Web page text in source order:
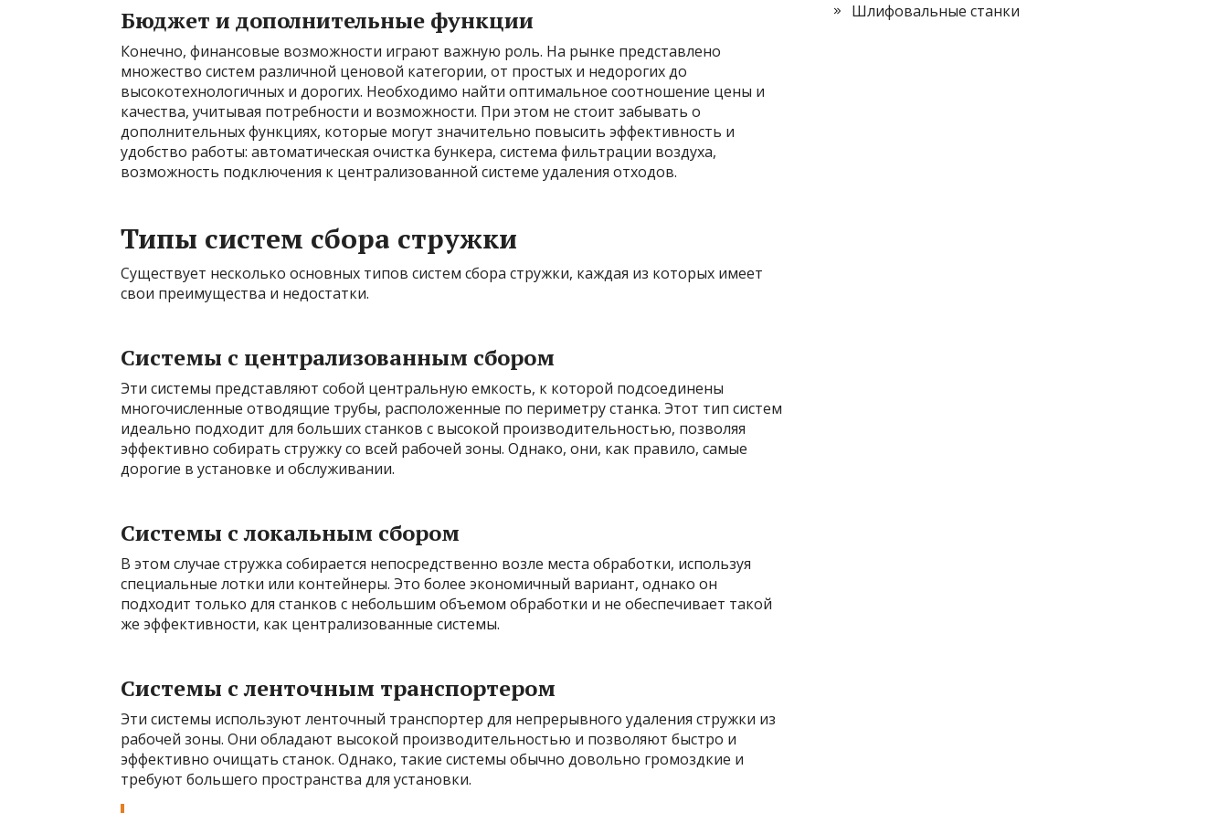
Бюджет и дополнительные функции
Конечно, финансовые возможности играют важную роль. На рынке представлено
множество систем различной ценовой категории, от простых и недорогих до
высокотехнологичных и дорогих. Необходимо найти оптимальное соотношение цены и
качества, учитывая потребности и возможности. При этом не стоит забывать о
дополнительных функциях, которые могут значительно повысить эффективность и
удобство работы: автоматическая очистка бункера, система фильтрации воздуха,
возможность подключения к централизованной системе удаления отходов.
Типы систем сбора стружки
Существует несколько основных типов систем сбора стружки, каждая из которых имеет
свои преимущества и недостатки.
Системы с централизованным сбором
Эти системы представляют собой центральную емкость, к которой подсоединены
многочисленные отводящие трубы, расположенные по периметру станка. Этот тип систем
идеально подходит для больших станков с высокой производительностью, позволяя
эффективно собирать стружку со всей рабочей зоны. Однако, они, как правило, самые
дорогие в установке и обслуживании.
Системы с локальным сбором
В этом случае стружка собирается непосредственно возле места обработки, используя
специальные лотки или контейнеры. Это более экономичный вариант, однако он
подходит только для станков с небольшим объемом обработки и не обеспечивает такой
же эффективности, как централизованные системы.
Системы с ленточным транспортером
Эти системы используют ленточный транспортер для непрерывного удаления стружки из
рабочей зоны. Они обладают высокой производительностью и позволяют быстро и
эффективно очищать станок. Однако, такие системы обычно довольно громоздкие и
требуют большего пространства для установки.
Шлифовальные станки